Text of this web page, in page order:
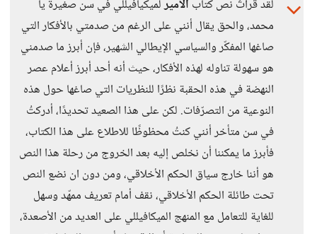
لقد قرأتُ نص كتاب الأميرلميكيافيللي في سن صغيرة يا
محمد، والحق يقال أنني على الرغم من صدمتي بالأفكار التي
صاغها المفكّر والسياسي الإيطالي الشهير، فإن أبرز ما صدمني
هو سهولة تناوله لهذه الأفكار، حيث أنه أحد أبرز أعلام عصر
النهضة في هذه الحقبة نظرًا للنظريات التي صاغها حول هذه
النوعية من التصرّفات. لكن على هذا الصعيد تحديدًا، أدركتُ
في سن متأخر أنني كنتُ محظوظًا للاطلاع على هذا الكتاب،
فأبرز ما يمكننا أن نخلص إليه بعد الخروج من رحلة هذا النص
هو أننا خارج سياق الحكم الأخلاقي، ومن دون ان نضع النص
تحت طائلة الحكم الأخلاقي، نقف أمام تعريف ممهّد وسهل
للغاية للتعامل مع المنهج الميكافيللي على العديد من الأصعدة،